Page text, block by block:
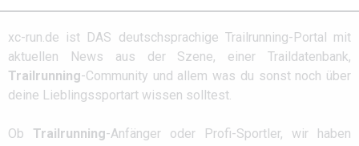
xc-run.de ist DAS deutschsprachige Trailrunning-Portal mit
aktuellen News aus der Szene, einer Traildatenbank,
Trailrunning-Community und allem was du sonst noch über
deine Lieblingssportart wissen solltest.
Ob Trailrunning-Anfänger oder Profi-Sportler, wir haben